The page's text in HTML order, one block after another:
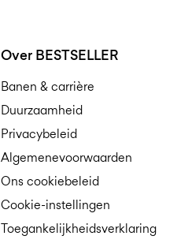
Over BESTSELLER
Banen & carrière
Duurzaamheid
Privacybeleid
Algemenevoorwaarden
Ons cookiebeleid
Cookie-instellingen
Toegankelijkheidsverklaring